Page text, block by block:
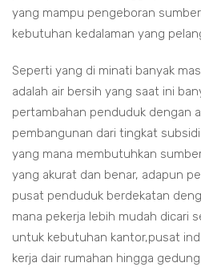
yang mampu pengeboran
kebutuhan kedalaman yang
Seperti yang di minati banyak
adalah air bersih yang saat ini
pertambahan penduduk dengan
pembangunan dari tingkat
yang mana membutuhkan
yang akurat dan benar, adapun
pusat penduduk berdekatan
mana pekerja lebih mudah dicari
untuk kebutuhan kantor,pusat
kerja dair rumahan hingga